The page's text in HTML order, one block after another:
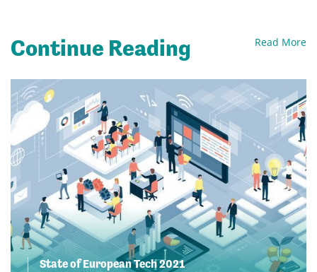
Continue Reading Read More
State of European Tech 2021